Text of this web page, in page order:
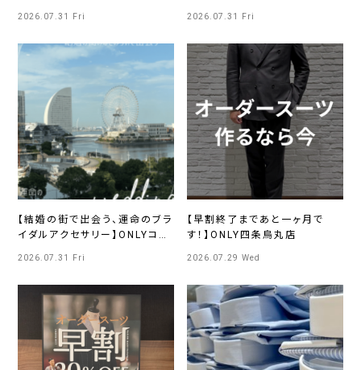
2026.07.31 Fri 2026.07.31 Fri
【結婚の街で出会う、運命のブラ
イダルアクセサリー】ONLYコレ
2026.07.31 Fri
【早割終了まであと一ヶ月で
す！】ONLY四条烏丸店
2026.07.29 Wed